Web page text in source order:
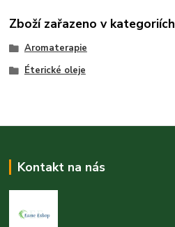
Zboží zařazeno v kategoriích
Aromaterapie
Éterické oleje
Kontakt na nás